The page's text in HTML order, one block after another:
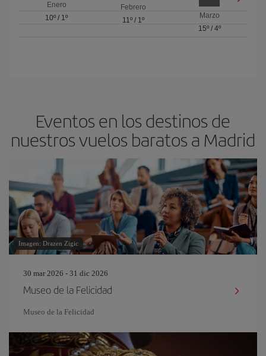
Enero
10º / 1º
Febrero
11º/ 1º
Marzo
15º/ 4º
Eventos en los destinos de
nuestros vuelos baratos a Madrid
Imagen: Drazen Zigic
30 mar 2026 - 31 dic 2026
Museo de la Felicidad
Museo de la Felicidad